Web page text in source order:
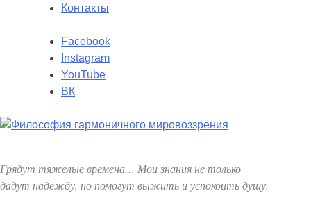
комменты
Контакты
Facebook
Instagram
YouTube
ВК
Грядут тяжелые времена… Мои знания не только
дадут надежду, но помогут выжить и успокоить душу.